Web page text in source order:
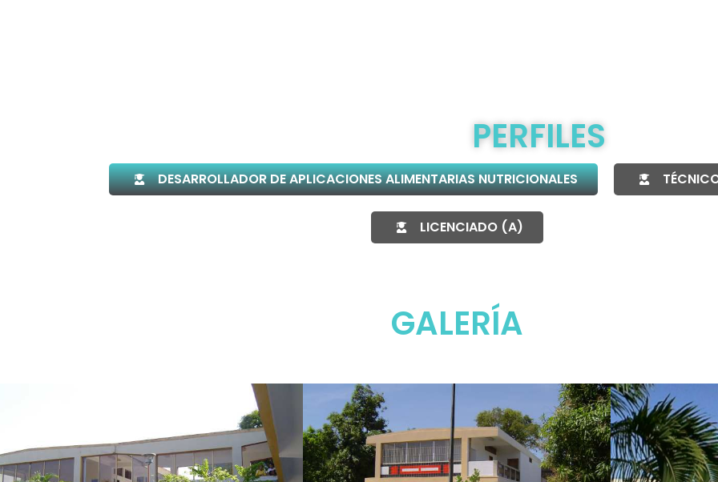
PERFILES
DESARROLLADOR DE APLICACIONES ALIMENTARIAS NUTRICIONALES
LICENCIADO (A)
GALERÍA